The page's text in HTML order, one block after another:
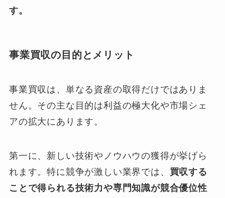
す。
事業買収の目的とメリット
事業買収は、単なる資産の取得だけではありま
せん。その主な目的は利益の極大化や市場シェ
アの拡大にあります。
第一に、新しい技術やノウハウの獲得が挙げら
れます。特に競争が激しい業界では、 買収する
ことで得られる技術力や専門知識が競合優位性